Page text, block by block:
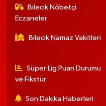
Bilecik Nöbetçi
Eczaneler
Bilecik Namaz Vakitleri
Süper Lig Puan Durumu
ve Fikstür
Son Dakika Haberleri